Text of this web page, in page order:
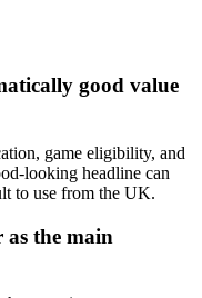
good value
game eligibility, and
looking headline can
to use from the UK.
as the main